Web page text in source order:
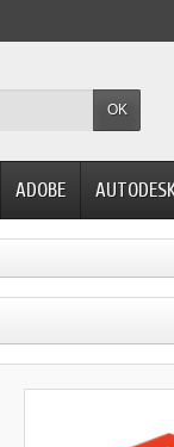
OK
ADOBE